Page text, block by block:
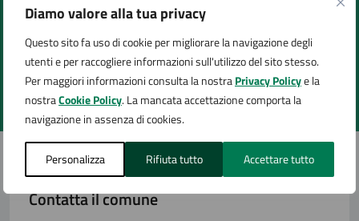
Diamo valore alla tua privacy
Questo sito fa uso di cookie per migliorare la navigazione degli
utenti e per raccogliere informazioni sull'utilizzo del sito stesso.
Per maggiori informazioni consulta la nostraPrivacy Policye la
nostraCookie Policy. La mancata accettazione comporta la
navigazione in assenza di cookies.
Personalizza Rifiuta tutto Accettare tutto
Quanto sono chiare le informazioni su questa
pagina?
Valuta 5 stelle su 5
Valuta 4 stelle su 5
Valuta 3 stelle su 5
Valuta 2 stelle su 5
Valuta 1 stelle su 5
Contatta il comune